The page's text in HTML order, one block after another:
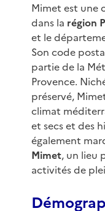
Mimet est une
dans la région
et le
Son code
partie de la
Provence.
préservé,
climat
et secs et des
également
Mimet, un lieu
activités de